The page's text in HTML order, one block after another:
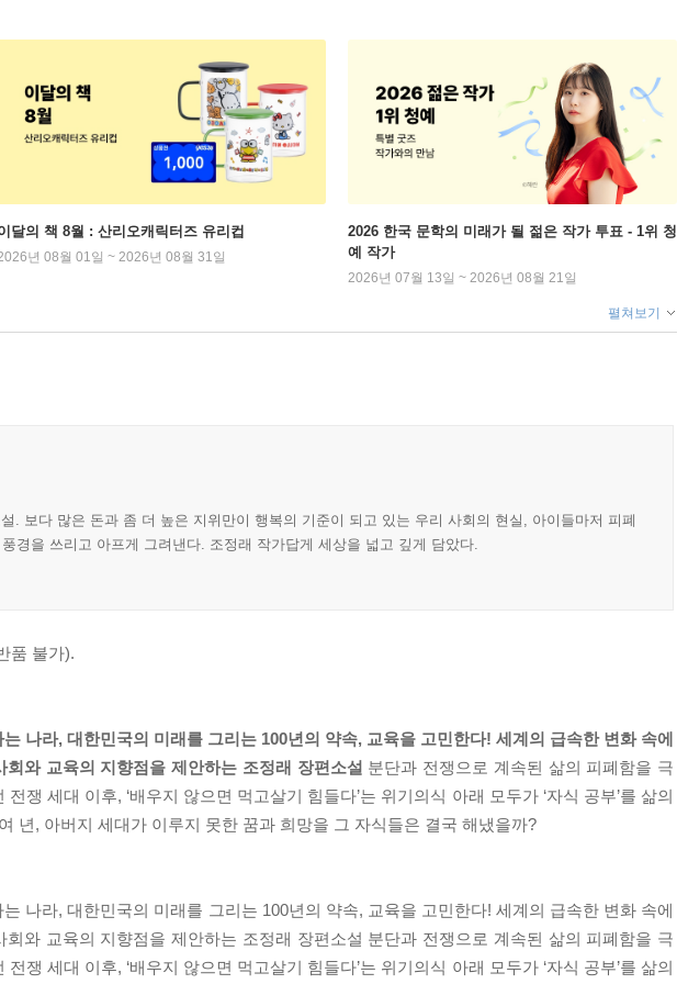
달의 책 8월 : 산리오캐릭터즈 유리컵
년 08월 01일 ~ 2026년 08월 31일
2026 한국 문학의 미래가 될 젊은 작가 투표 - 1위 청
예 작가
2026년 07월 13일 ~ 2026년 08월 21일
펼쳐보기
. 보다 많은 돈과 좀 더 높은 지위만이 행복의 기준이 되고 있는 우리 사회의 현실, 아이들마저 피폐
경을 쓰리고 아프게 그려낸다. 조정래 작가답게 세상을 넓고 깊게 담았다.
품 불가).
나라, 대한민국의 미래를 그리는 100년의 약속, 교육을 고민한다! 세계의 급속한 변화 속에
와 교육의 지향점을 제안하는 조정래 장편소설 분단과 전쟁으로 계속된 삶의 피폐함을 극
쟁 세대 이후, ‘배우지 않으면 먹고살기 힘들다’는 위기의식 아래 모두가 ‘자식 공부’를 삶의
년, 아버지 세대가 이루지 못한 꿈과 희망을 그 자식들은 결국 해냈을까?
나라, 대한민국의 미래를 그리는 100년의 약속, 교육을 고민한다! 세계의 급속한 변화 속에
와 교육의 지향점을 제안하는 조정래 장편소설 분단과 전쟁으로 계속된 삶의 피폐함을 극
쟁 세대 이후, ‘배우지 않으면 먹고살기 힘들다’는 위기의식 아래 모두가 ‘자식 공부’를 삶의